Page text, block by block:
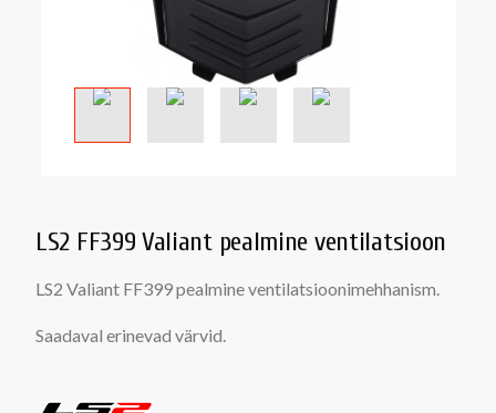
LS2 FF399 Valiant pealmine ventilatsioon
LS2 Valiant FF399 pealmine ventilatsioonimehhanism.
Saadaval erinevad värvid.